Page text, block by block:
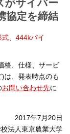
がサイバー
協定を締結
、444kバイ
格、仕様、サービ
は、発表時点のも
お問い合わせ先に
2017年7月20日
法人東京農業大学